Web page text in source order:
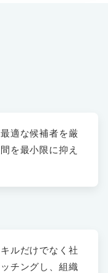
適な候補者を厳
を最小限に抑え
ルだけでなく社
チングし、組織